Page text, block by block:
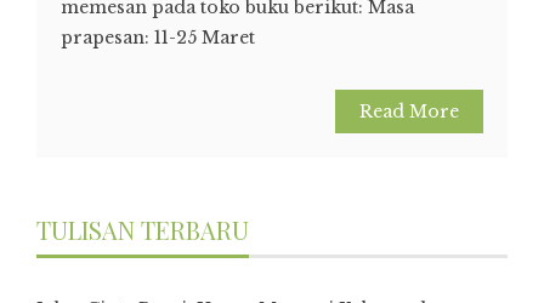
memesan pada toko buku berikut: Masa
prapesan: 11-25 Maret
Read More
TULISAN TERBARU